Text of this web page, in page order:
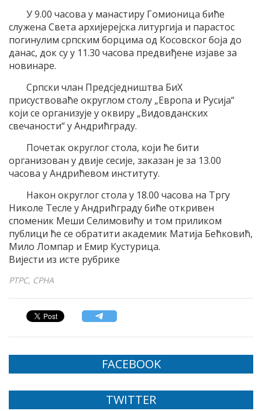
У 9.00 часова у манастиру Гомионица биће
служена Света архијерејска литургија и парастос
погинулим српским борцима од Косовског боја до
данас, док су у 11.30 часова предвиђене изјаве за
новинаре.
Српски члан Предсједништва БиХ
присуствоваће округлом столу „Европа и Русија“
који се организује у оквиру „Видовданских
свечаности“ у Андрићграду.
Почетак округлог стола, који ће бити
организован у двије сесије, заказан је за 13.00
часова у Андрићевом институту.
Након округлог стола у 18.00 часова на Тргу
Николе Тесле у Андрићграду биће откривен
споменик Меши Селимовићу и том приликом
публици ће се обратити академик Матија Бећковић,
Мило Ломпар и Емир Кустурица.
Вијести из исте рубрике
РТРС, СРНА
FACEBOOK
TWITTER